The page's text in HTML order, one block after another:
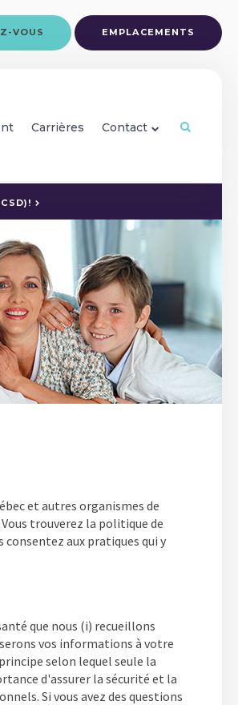
VOUS EMPLACEMENTS
Carrières Contact
et autres organismes de
trouverez la politique de
aux pratiques qui y
que nous (i) recueillons
vos informations à votre
selon lequel seule la
d'assurer la sécurité et la
Si vous avez des questions